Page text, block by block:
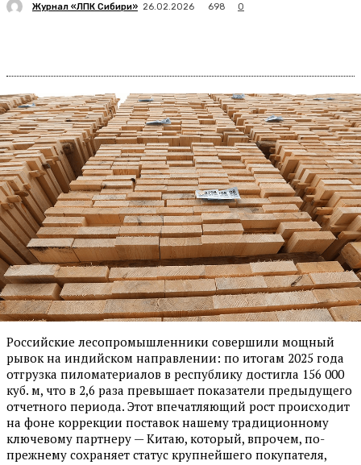
Журнал «ЛПК Сибири» 26.02.2026 698 0
Российские лесопромышленники совершили мощный
рывок на индийском направлении: по итогам 2025 года
отгрузка пиломатериалов в республику достигла 156 000
куб. м, что в 2,6 раза превышает показатели предыдущего
отчетного периода. Этот впечатляющий рост происходит
на фоне коррекции поставок нашему традиционному
ключевому партнеру — Китаю, который, впрочем, по-
прежнему сохраняет статус крупнейшего покупателя,